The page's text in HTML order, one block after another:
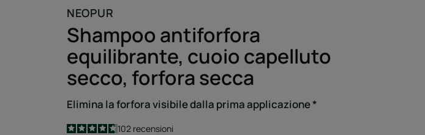
NEOPUR
Shampoo antiforfora
equilibrante, cuoio capelluto
secco, forfora secca
Elimina la forfora visibile dalla prima applicazione *
4.7
/5
102 recensioni